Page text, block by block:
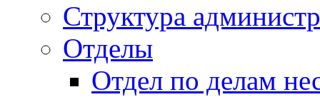
Структура
Отделы
Отдел по делам